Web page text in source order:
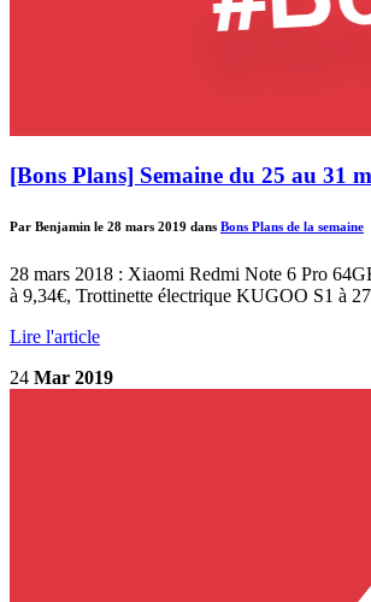
[Bons Plans] Semaine du 25 au 31
Par Benjamin le 28 mars 2019 dans Bons Plans de la semaine
28 mars 2018 : Xiaomi Redmi Note 6 Pro
à 9,34€, Trottinette électrique KUGOO S1 à
Lire l'article
24 Mar 2019